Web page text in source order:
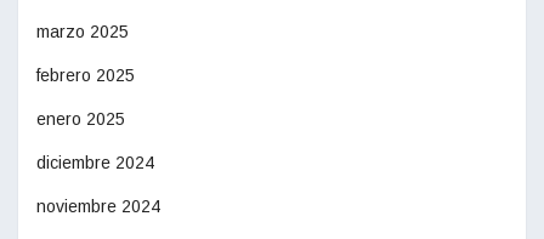
marzo 2025
febrero 2025
enero 2025
diciembre 2024
noviembre 2024